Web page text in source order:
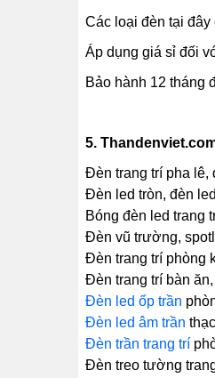
Các loại đèn tại đây
Áp dụng giá sỉ đối
Bảo hành 12 tháng
5.
Đèn trang trí pha lê,
Đèn led tròn, đèn
Bóng đèn led trang
Đèn vũ trường,
Đèn trang trí phòng
Đèn trang trí bàn
Đèn led ốp trần
Đèn led âm trần
Đèn trần trang trí
Đèn treo tường